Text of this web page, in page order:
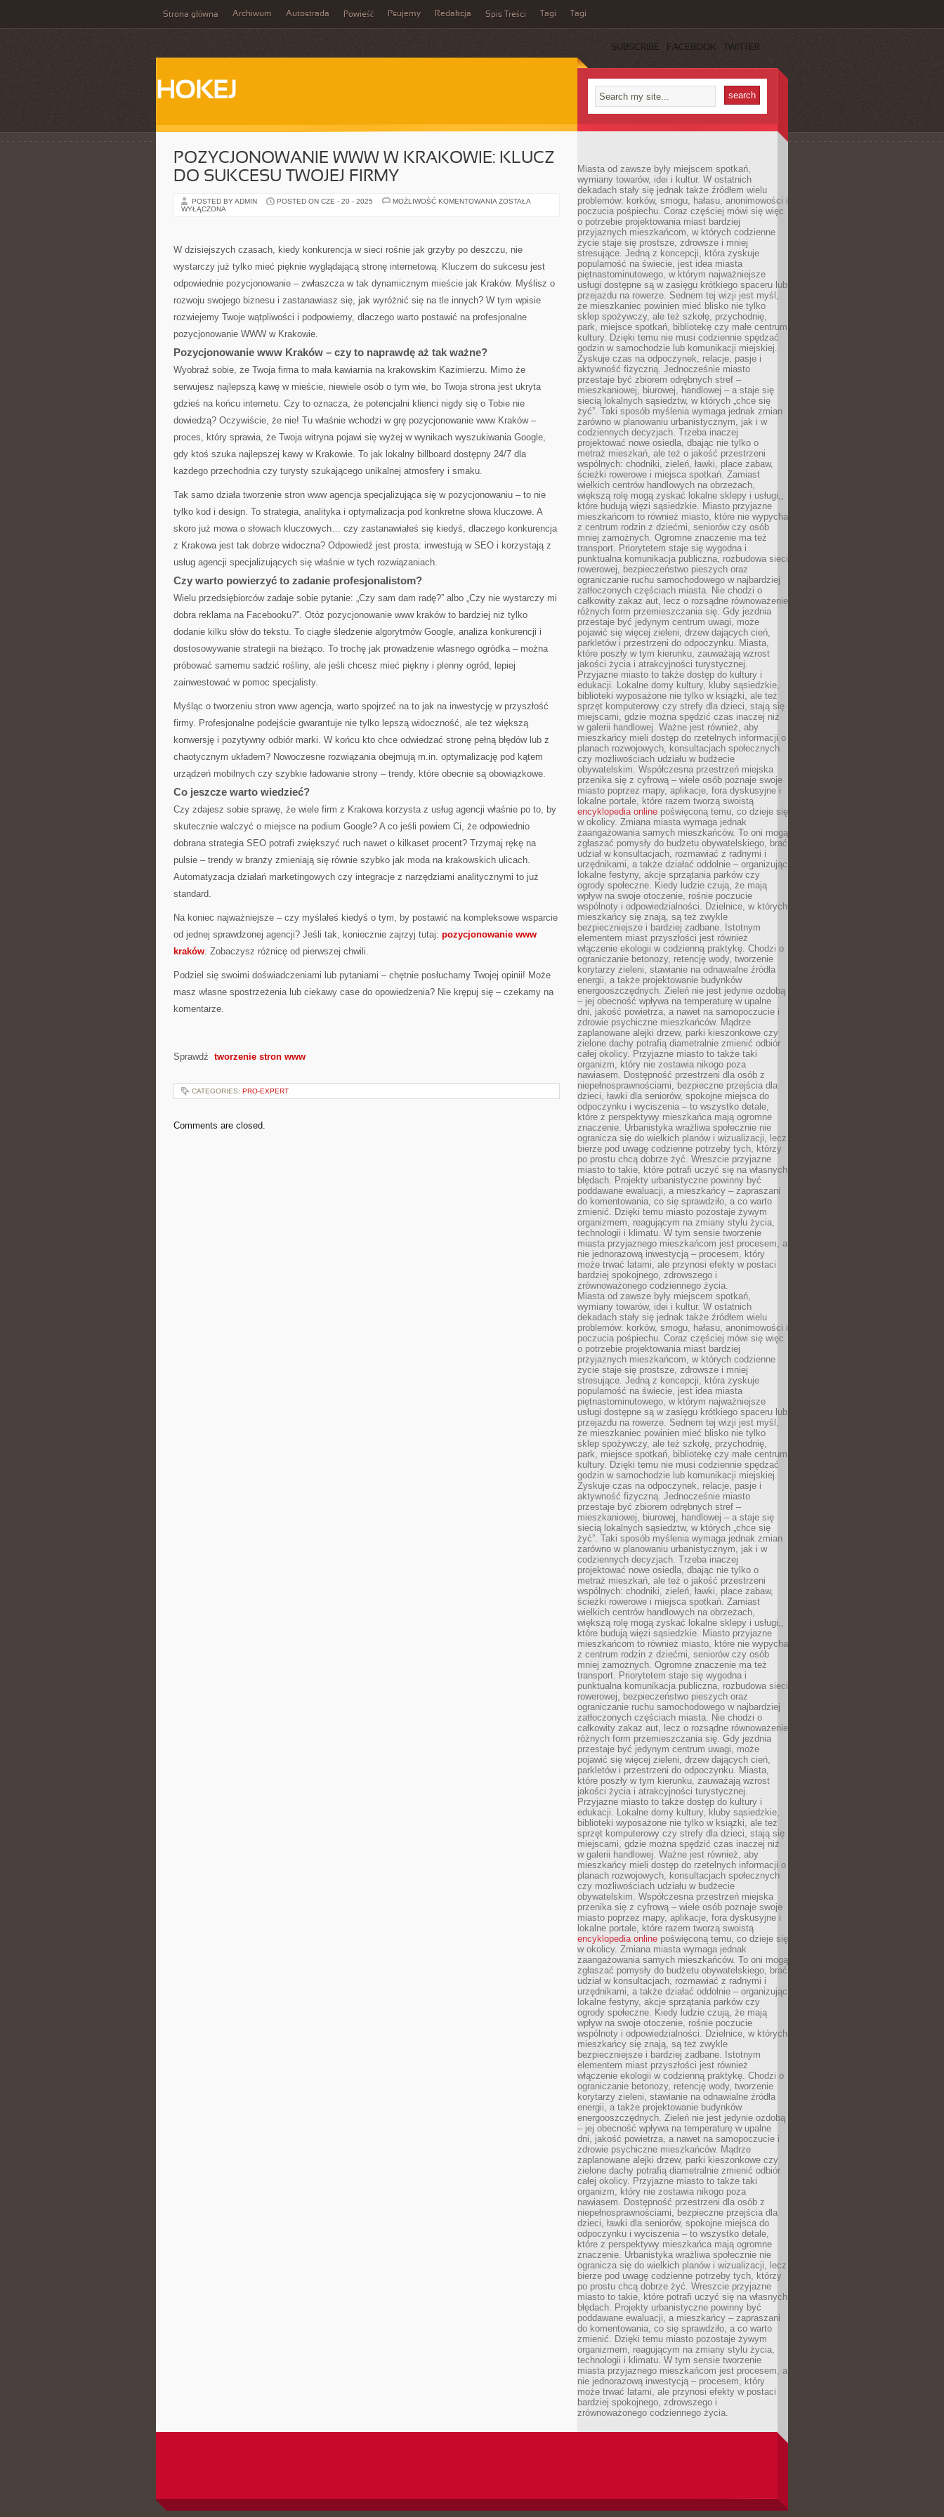
Strona główna Archiwum Autostrada Powieść Psujemy Redakcja Spis Treści Tagi Tagi
SUBSCRIBE FACEBOOK TWITTER
HOKEJ
POZYCJONOWANIE WWW W KRAKOWIE: KLUCZ
DO SUKCESU TWOJEJ FIRMY
POSTED BY ADMIN POSTED ON CZE - 20 - 2025 MOŻLIWOŚĆ KOMENTOWANIA POZYCJONOWANIE
SUKCESU
TWOJEJ
FIRMY
ZOSTAŁA
WYŁĄCZONA
W dzisiejszych czasach, kiedy konkurencja w sieci rośnie jak grzyby po deszczu, nie
wystarczy już tylko mieć pięknie wyglądającą stronę internetową. Kluczem do sukcesu jest
odpowiednie pozycjonowanie – zwłaszcza w tak dynamicznym mieście jak Kraków. Myślisz o
rozwoju swojego biznesu i zastanawiasz się, jak wyróżnić się na tle innych? W tym wpisie
rozwiejemy Twoje wątpliwości i podpowiemy, dlaczego warto postawić na profesjonalne
pozycjonowanie WWW w Krakowie.
Pozycjonowanie www Kraków – czy to naprawdę aż tak ważne?
Wyobraź sobie, że Twoja firma to mała kawiarnia na krakowskim Kazimierzu. Mimo że
serwujesz najlepszą kawę w mieście, niewiele osób o tym wie, bo Twoja strona jest ukryta
gdzieś na końcu internetu. Czy to oznacza, że potencjalni klienci nigdy się o Tobie nie
dowiedzą? Oczywiście, że nie! Tu właśnie wchodzi w grę pozycjonowanie www Kraków –
proces, który sprawia, że Twoja witryna pojawi się wyżej w wynikach wyszukiwania Google,
gdy ktoś szuka najlepszej kawy w Krakowie. To jak lokalny billboard dostępny 24/7 dla
każdego przechodnia czy turysty szukającego unikalnej atmosfery i smaku.
Tak samo działa tworzenie stron www agencja specjalizująca się w pozycjonowaniu – to nie
tylko kod i design. To strategia, analityka i optymalizacja pod konkretne słowa kluczowe. A
skoro już mowa o słowach kluczowych… czy zastanawiałeś się kiedyś, dlaczego konkurencja
z Krakowa jest tak dobrze widoczna? Odpowiedź jest prosta: inwestują w SEO i korzystają z
usług agencji specjalizujących się właśnie w tych rozwiązaniach.
Czy warto powierzyć to zadanie profesjonalistom?
Wielu przedsiębiorców zadaje sobie pytanie: „Czy sam dam radę?” albo „Czy nie wystarczy mi
dobra reklama na Facebooku?”. Otóż pozycjonowanie www kraków to bardziej niż tylko
dodanie kilku słów do tekstu. To ciągłe śledzenie algorytmów Google, analiza konkurencji i
dostosowywanie strategii na bieżąco. To trochę jak prowadzenie własnego ogródka – można
próbować samemu sadzić rośliny, ale jeśli chcesz mieć piękny i plenny ogród, lepiej
zainwestować w pomoc specjalisty.
Myśląc o tworzeniu stron www agencja, warto spojrzeć na to jak na inwestycję w przyszłość
firmy. Profesjonalne podejście gwarantuje nie tylko lepszą widoczność, ale też większą
konwersję i pozytywny odbiór marki. W końcu kto chce odwiedzać stronę pełną błędów lub z
chaotycznym układem? Nowoczesne rozwiązania obejmują m.in. optymalizację pod kątem
urządzeń mobilnych czy szybkie ładowanie strony – trendy, które obecnie są obowiązkowe.
Co jeszcze warto wiedzieć?
Czy zdajesz sobie sprawę, że wiele firm z Krakowa korzysta z usług agencji właśnie po to, by
skutecznie walczyć o miejsce na podium Google? A co jeśli powiem Ci, że odpowiednio
dobrana strategia SEO potrafi zwiększyć ruch nawet o kilkaset procent? Trzymaj rękę na
pulsie – trendy w branży zmieniają się równie szybko jak moda na krakowskich ulicach.
Automatyzacja działań marketingowych czy integracje z narzędziami analitycznymi to już
standard.
Na koniec najważniejsze – czy myślałeś kiedyś o tym, by postawić na kompleksowe wsparcie
od jednej sprawdzonej agencji? Jeśli tak, koniecznie zajrzyj tutaj: pozycjonowanie www
kraków. Zobaczysz różnicę od pierwszej chwili.
Podziel się swoimi doświadczeniami lub pytaniami – chętnie posłuchamy Twojej opinii! Może
masz własne spostrzeżenia lub ciekawy case do opowiedzenia? Nie krępuj się – czekamy na
komentarze.
Sprawdź tworzenie stron www
CATEGORIES: PRO-EXPERT
Comments are closed.
Miasta od zawsze były miejscem spotkań,
wymiany towarów, idei i kultur. W ostatnich
dekadach stały się jednak także źródłem wielu
problemów: korków, smogu, hałasu, anonimowości i
poczucia pośpiechu. Coraz częściej mówi się więc
o potrzebie projektowania miast bardziej
przyjaznych mieszkańcom, w których codzienne
życie staje się prostsze, zdrowsze i mniej
stresujące. Jedną z koncepcji, która zyskuje
popularność na świecie, jest idea miasta
piętnastominutowego, w którym najważniejsze
usługi dostępne są w zasięgu krótkiego spaceru lub
przejazdu na rowerze. Sednem tej wizji jest myśl,
że mieszkaniec powinien mieć blisko nie tylko
sklep spożywczy, ale też szkołę, przychodnię,
park, miejsce spotkań, bibliotekę czy małe centrum
kultury. Dzięki temu nie musi codziennie spędzać
godzin w samochodzie lub komunikacji miejskiej.
Zyskuje czas na odpoczynek, relacje, pasje i
aktywność fizyczną. Jednocześnie miasto
przestaje być zbiorem odrębnych stref –
mieszkaniowej, biurowej, handlowej – a staje się
siecią lokalnych sąsiedztw, w których „chce się
żyć”. Taki sposób myślenia wymaga jednak zmian
zarówno w planowaniu urbanistycznym, jak i w
codziennych decyzjach. Trzeba inaczej
projektować nowe osiedla, dbając nie tylko o
metraż mieszkań, ale też o jakość przestrzeni
wspólnych: chodniki, zieleń, ławki, place zabaw,
ścieżki rowerowe i miejsca spotkań. Zamiast
wielkich centrów handlowych na obrzeżach,
większą rolę mogą zyskać lokalne sklepy i usługi,,
które budują więzi sąsiedzkie. Miasto przyjazne
mieszkańcom to również miasto, które nie wypycha
z centrum rodzin z dziećmi, seniorów czy osób
mniej zamożnych. Ogromne znaczenie ma też
transport. Priorytetem staje się wygodna i
punktualna komunikacja publiczna, rozbudowa sieci
rowerowej, bezpieczeństwo pieszych oraz
ograniczanie ruchu samochodowego w najbardziej
zatłoczonych częściach miasta. Nie chodzi o
całkowity zakaz aut, lecz o rozsądne równoważenie
różnych form przemieszczania się. Gdy jezdnia
przestaje być jedynym centrum uwagi, może
pojawić się więcej zieleni, drzew dających cień,
parkletów i przestrzeni do odpoczynku. Miasta,
które poszły w tym kierunku, zauważają wzrost
jakości życia i atrakcyjności turystycznej.
Przyjazne miasto to także dostęp do kultury i
edukacji. Lokalne domy kultury, kluby sąsiedzkie,
biblioteki wyposażone nie tylko w książki, ale też
sprzęt komputerowy czy strefy dla dzieci, stają się
miejscami, gdzie można spędzić czas inaczej niż
w galerii handlowej. Ważne jest również, aby
mieszkańcy mieli dostęp do rzetelnych informacji o
planach rozwojowych, konsultacjach społecznych
czy możliwościach udziału w budżecie
obywatelskim. Współczesna przestrzeń miejska
przenika się z cyfrową – wiele osób poznaje swoje
miasto poprzez mapy, aplikacje, fora dyskusyjne i
lokalne portale, które razem tworzą swoistą
encyklopedia online poświęconą temu, co dzieje się
w okolicy. Zmiana miasta wymaga jednak
zaangażowania samych mieszkańców. To oni mogą
zgłaszać pomysły do budżetu obywatelskiego, brać
udział w konsultacjach, rozmawiać z radnymi i
urzędnikami, a także działać oddolnie – organizując
lokalne festyny, akcje sprzątania parków czy
ogrody społeczne. Kiedy ludzie czują, że mają
wpływ na swoje otoczenie, rośnie poczucie
wspólnoty i odpowiedzialności. Dzielnice, w których
mieszkańcy się znają, są też zwykle
bezpieczniejsze i bardziej zadbane. Istotnym
elementem miast przyszłości jest również
włączenie ekologii w codzienną praktykę. Chodzi o
ograniczanie betonozy, retencję wody, tworzenie
korytarzy zieleni, stawianie na odnawialne źródła
energii, a także projektowanie budynków
energooszczędnych. Zieleń nie jest jedynie ozdobą
– jej obecność wpływa na temperaturę w upalne
dni, jakość powietrza, a nawet na samopoczucie i
zdrowie psychiczne mieszkańców. Mądrze
zaplanowane alejki drzew, parki kieszonkowe czy
zielone dachy potrafią diametralnie zmienić odbiór
całej okolicy. Przyjazne miasto to także taki
organizm, który nie zostawia nikogo poza
nawiasem. Dostępność przestrzeni dla osób z
niepełnosprawnościami, bezpieczne przejścia dla
dzieci, ławki dla seniorów, spokojne miejsca do
odpoczynku i wyciszenia – to wszystko detale,
które z perspektywy mieszkańca mają ogromne
znaczenie. Urbanistyka wrażliwa społecznie nie
ogranicza się do wielkich planów i wizualizacji, lecz
bierze pod uwagę codzienne potrzeby tych, którzy
po prostu chcą dobrze żyć. Wreszcie przyjazne
miasto to takie, które potrafi uczyć się na własnych
błędach. Projekty urbanistyczne powinny być
poddawane ewaluacji, a mieszkańcy – zapraszani
do komentowania, co się sprawdziło, a co warto
zmienić. Dzięki temu miasto pozostaje żywym
organizmem, reagującym na zmiany stylu życia,
technologii i klimatu. W tym sensie tworzenie
miasta przyjaznego mieszkańcom jest procesem, a
nie jednorazową inwestycją – procesem, który
może trwać latami, ale przynosi efekty w postaci
bardziej spokojnego, zdrowszego i
zrównoważonego codziennego życia.
Miasta od zawsze były miejscem spotkań,
wymiany towarów, idei i kultur. W ostatnich
dekadach stały się jednak także źródłem wielu
problemów: korków, smogu, hałasu, anonimowości i
poczucia pośpiechu. Coraz częściej mówi się więc
o potrzebie projektowania miast bardziej
przyjaznych mieszkańcom, w których codzienne
życie staje się prostsze, zdrowsze i mniej
stresujące. Jedną z koncepcji, która zyskuje
popularność na świecie, jest idea miasta
piętnastominutowego, w którym najważniejsze
usługi dostępne są w zasięgu krótkiego spaceru lub
przejazdu na rowerze. Sednem tej wizji jest myśl,
że mieszkaniec powinien mieć blisko nie tylko
sklep spożywczy, ale też szkołę, przychodnię,
park, miejsce spotkań, bibliotekę czy małe centrum
kultury. Dzięki temu nie musi codziennie spędzać
godzin w samochodzie lub komunikacji miejskiej.
Zyskuje czas na odpoczynek, relacje, pasje i
aktywność fizyczną. Jednocześnie miasto
przestaje być zbiorem odrębnych stref –
mieszkaniowej, biurowej, handlowej – a staje się
siecią lokalnych sąsiedztw, w których „chce się
żyć”. Taki sposób myślenia wymaga jednak zmian
zarówno w planowaniu urbanistycznym, jak i w
codziennych decyzjach. Trzeba inaczej
projektować nowe osiedla, dbając nie tylko o
metraż mieszkań, ale też o jakość przestrzeni
wspólnych: chodniki, zieleń, ławki, place zabaw,
ścieżki rowerowe i miejsca spotkań. Zamiast
wielkich centrów handlowych na obrzeżach,
większą rolę mogą zyskać lokalne sklepy i usługi,,
które budują więzi sąsiedzkie. Miasto przyjazne
mieszkańcom to również miasto, które nie wypycha
z centrum rodzin z dziećmi, seniorów czy osób
mniej zamożnych. Ogromne znaczenie ma też
transport. Priorytetem staje się wygodna i
punktualna komunikacja publiczna, rozbudowa sieci
rowerowej, bezpieczeństwo pieszych oraz
ograniczanie ruchu samochodowego w najbardziej
zatłoczonych częściach miasta. Nie chodzi o
całkowity zakaz aut, lecz o rozsądne równoważenie
różnych form przemieszczania się. Gdy jezdnia
przestaje być jedynym centrum uwagi, może
pojawić się więcej zieleni, drzew dających cień,
parkletów i przestrzeni do odpoczynku. Miasta,
które poszły w tym kierunku, zauważają wzrost
jakości życia i atrakcyjności turystycznej.
Przyjazne miasto to także dostęp do kultury i
edukacji. Lokalne domy kultury, kluby sąsiedzkie,
biblioteki wyposażone nie tylko w książki, ale też
sprzęt komputerowy czy strefy dla dzieci, stają się
miejscami, gdzie można spędzić czas inaczej niż
w galerii handlowej. Ważne jest również, aby
mieszkańcy mieli dostęp do rzetelnych informacji o
planach rozwojowych, konsultacjach społecznych
czy możliwościach udziału w budżecie
obywatelskim. Współczesna przestrzeń miejska
przenika się z cyfrową – wiele osób poznaje swoje
miasto poprzez mapy, aplikacje, fora dyskusyjne i
lokalne portale, które razem tworzą swoistą
encyklopedia online poświęconą temu, co dzieje się
w okolicy. Zmiana miasta wymaga jednak
zaangażowania samych mieszkańców. To oni mogą
zgłaszać pomysły do budżetu obywatelskiego, brać
udział w konsultacjach, rozmawiać z radnymi i
urzędnikami, a także działać oddolnie – organizując
lokalne festyny, akcje sprzątania parków czy
ogrody społeczne. Kiedy ludzie czują, że mają
wpływ na swoje otoczenie, rośnie poczucie
wspólnoty i odpowiedzialności. Dzielnice, w których
mieszkańcy się znają, są też zwykle
bezpieczniejsze i bardziej zadbane. Istotnym
elementem miast przyszłości jest również
włączenie ekologii w codzienną praktykę. Chodzi o
ograniczanie betonozy, retencję wody, tworzenie
korytarzy zieleni, stawianie na odnawialne źródła
energii, a także projektowanie budynków
energooszczędnych. Zieleń nie jest jedynie ozdobą
– jej obecność wpływa na temperaturę w upalne
dni, jakość powietrza, a nawet na samopoczucie i
zdrowie psychiczne mieszkańców. Mądrze
zaplanowane alejki drzew, parki kieszonkowe czy
zielone dachy potrafią diametralnie zmienić odbiór
całej okolicy. Przyjazne miasto to także taki
organizm, który nie zostawia nikogo poza
nawiasem. Dostępność przestrzeni dla osób z
niepełnosprawnościami, bezpieczne przejścia dla
dzieci, ławki dla seniorów, spokojne miejsca do
odpoczynku i wyciszenia – to wszystko detale,
które z perspektywy mieszkańca mają ogromne
znaczenie. Urbanistyka wrażliwa społecznie nie
ogranicza się do wielkich planów i wizualizacji, lecz
bierze pod uwagę codzienne potrzeby tych, którzy
po prostu chcą dobrze żyć. Wreszcie przyjazne
miasto to takie, które potrafi uczyć się na własnych
błędach. Projekty urbanistyczne powinny być
poddawane ewaluacji, a mieszkańcy – zapraszani
do komentowania, co się sprawdziło, a co warto
zmienić. Dzięki temu miasto pozostaje żywym
organizmem, reagującym na zmiany stylu życia,
technologii i klimatu. W tym sensie tworzenie
miasta przyjaznego mieszkańcom jest procesem, a
nie jednorazową inwestycją – procesem, który
może trwać latami, ale przynosi efekty w postaci
bardziej spokojnego, zdrowszego i
zrównoważonego codziennego życia.